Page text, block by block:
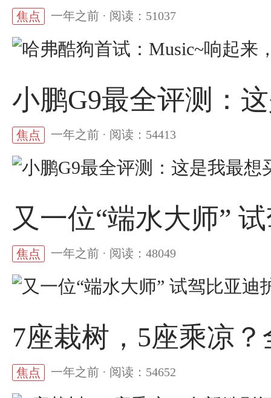
焦点 一年之前 · 阅读：51037
小鹏G9最全评测：
焦点 一年之前 · 阅读：54413
又一位“端水大师”
焦点 一年之前 · 阅读：48049
7座栽树，5座乘凉
焦点 一年之前 · 阅读：54652